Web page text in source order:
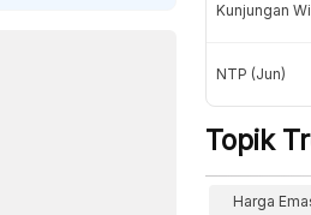
Kunjungan
NTP (Jun)
Topik
Harga